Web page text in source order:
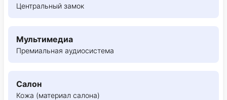
Центральный замок
Мультимедиа
Премиальная аудиосистема
Салон
Кожа (материал салона)